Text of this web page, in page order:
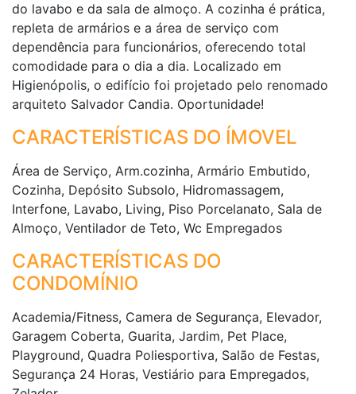
do lavabo e da sala de almoço. A cozinha é prática,
repleta de armários e a área de serviço com
dependência para funcionários, oferecendo total
comodidade para o dia a dia. Localizado em
Higienópolis, o edifício foi projetado pelo renomado
arquiteto Salvador Candia. Oportunidade!
CARACTERÍSTICAS DO ÍMOVEL
Área de Serviço, Arm.cozinha, Armário Embutido,
Cozinha, Depósito Subsolo, Hidromassagem,
Interfone, Lavabo, Living, Piso Porcelanato, Sala de
Almoço, Ventilador de Teto, Wc Empregados
CARACTERÍSTICAS DO
CONDOMÍNIO
Academia/Fitness, Camera de Segurança, Elevador,
Garagem Coberta, Guarita, Jardim, Pet Place,
Playground, Quadra Poliesportiva, Salão de Festas,
Segurança 24 Horas, Vestiário para Empregados,